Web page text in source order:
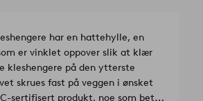
har en hattehylle, en
er vinklet oppover slik at klær
kleshengere på den ytterste
skrues fast på veggen i ønsket
sertifisert produkt, noe som betyr